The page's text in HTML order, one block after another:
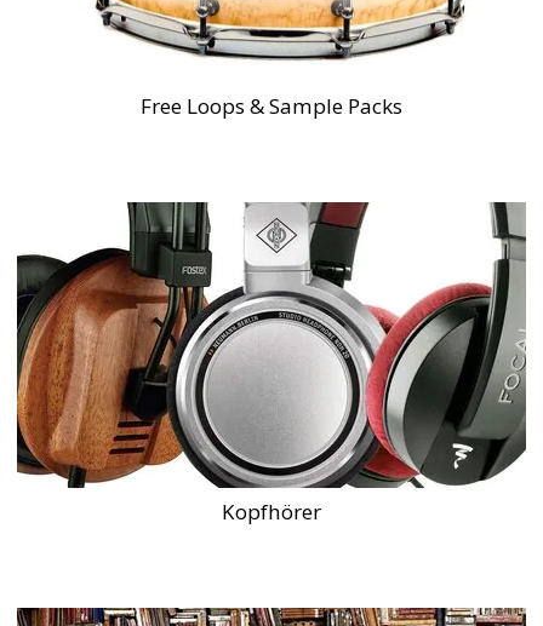
Free Loops & Sample Packs
Kopfhörer